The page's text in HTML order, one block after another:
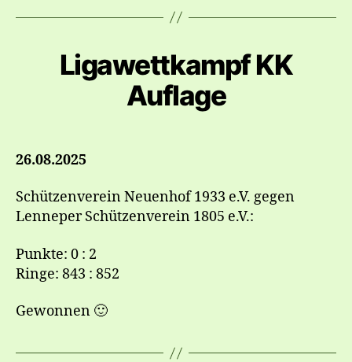
Ligawettkampf KK
Auflage
26.08.2025
Schützenverein Neuenhof 1933 e.V. gegen
Lenneper Schützenverein 1805 e.V.:
Punkte: 0 : 2
Ringe: 843 : 852
Gewonnen 🙂